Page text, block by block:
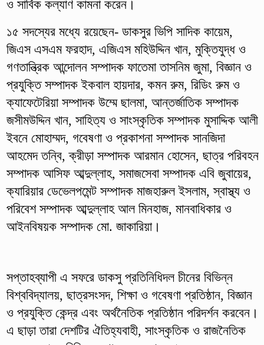
ও সার্বিক কল্যাণ কামনা করেন।
১৫ সদস্যের মধ্যে রয়েছেন- ডাকসুর ভিপি সাদিক কায়েম,
জিএস এসএম ফরহাদ, এজিএস মহিউদ্দিন খান, মুক্তিযুদ্ধ ও
গণতান্ত্রিক আন্দোলন সম্পাদক ফাতেমা তাসনিম জুমা, বিজ্ঞান ও
প্রযুক্তি সম্পাদক ইকবাল হায়দার, কমন রুম, রিডিং রুম ও
ক্যাফেটেরিয়া সম্পাদক উম্মে ছালমা, আন্তর্জাতিক সম্পাদক
জসীমউদ্দিন খান, সাহিত্য ও সাংস্কৃতিক সম্পাদক মুসাদ্দিক আলী
ইবনে মোহাম্মদ, গবেষণা ও প্রকাশনা সম্পাদক সানজিদা
আহমেদ তন্বি, ক্রীড়া সম্পাদক আরমান হোসেন, ছাত্র পরিবহন
সম্পাদক আসিফ আব্দুল্লাহ, সমাজসেবা সম্পাদক এবি জুবায়ের,
ক্যারিয়ার ডেভেলপমেন্ট সম্পাদক মাজহারুল ইসলাম, স্বাস্থ্য ও
পরিবেশ সম্পাদক আব্দুল্লাহ আল মিনহাজ, মানবাধিকার ও
আইনবিষয়ক সম্পাদক মো. জাকারিয়া।
সপ্তাহব্যাপী এ সফরে ডাকসু প্রতিনিধিদল চীনের বিভিন্ন
বিশ্ববিদ্যালয়, ছাত্রসংসদ, শিক্ষা ও গবেষণা প্রতিষ্ঠান, বিজ্ঞান
ও প্রযুক্তি কেন্দ্র এবং অর্থনৈতিক প্রতিষ্ঠান পরিদর্শন করবেন।
এ ছাড়া তারা দেশটির ঐতিহ্যবাহী, সাংস্কৃতিক ও রাজনৈতিক